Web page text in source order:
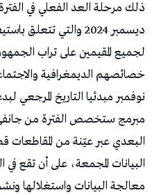
ذلك مرحلة العد الفعلي في
ديسمبر 2024 والتي
لجميع المقيمين على تراب
نوفمبر مبدئيا التاريخ المرجعي
البعدي عبر عيّنة من
معالجة البيانات واستغلالها